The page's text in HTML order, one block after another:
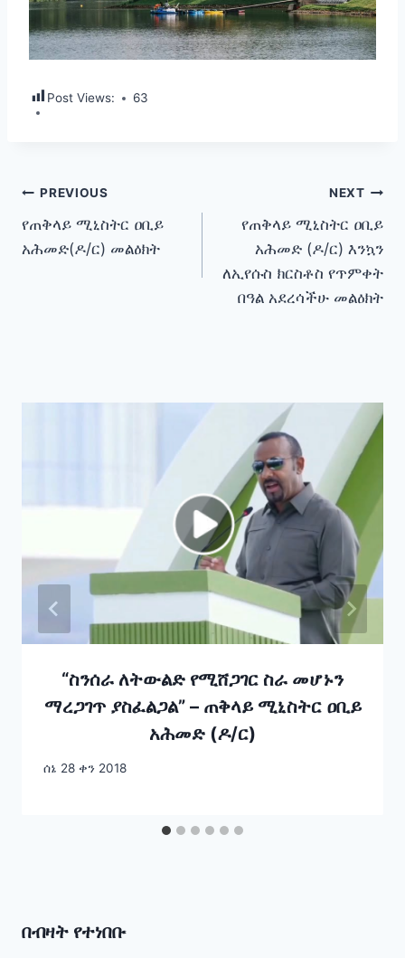
Post Views: 63
Post
navigation
PREVIOUS
የጠቅላይ ሚኒስትር ዐቢይ
አሕመድ(ዶ/ር) መልዕክት
NEXT
የጠቅላይ ሚኒስትር ዐቢይ
አሕመድ (ዶ/ር) እንኳን
ለኢየሱስ ክርስቶስ የጥምቀት
በዓል አደረሳችሁ መልዕክት
“ስንሰራ ለትውልድ የሚሸጋገር ስራ መሆኑን
ማረጋገጥ ያስፈልጋል” – ጠቅላይ ሚኒስትር ዐቢይ
አሕመድ (ዶ/ር)
ሰኔ 28 ቀን 2018
በብዛት የተነበቡ